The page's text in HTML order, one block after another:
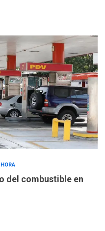
del combustible en